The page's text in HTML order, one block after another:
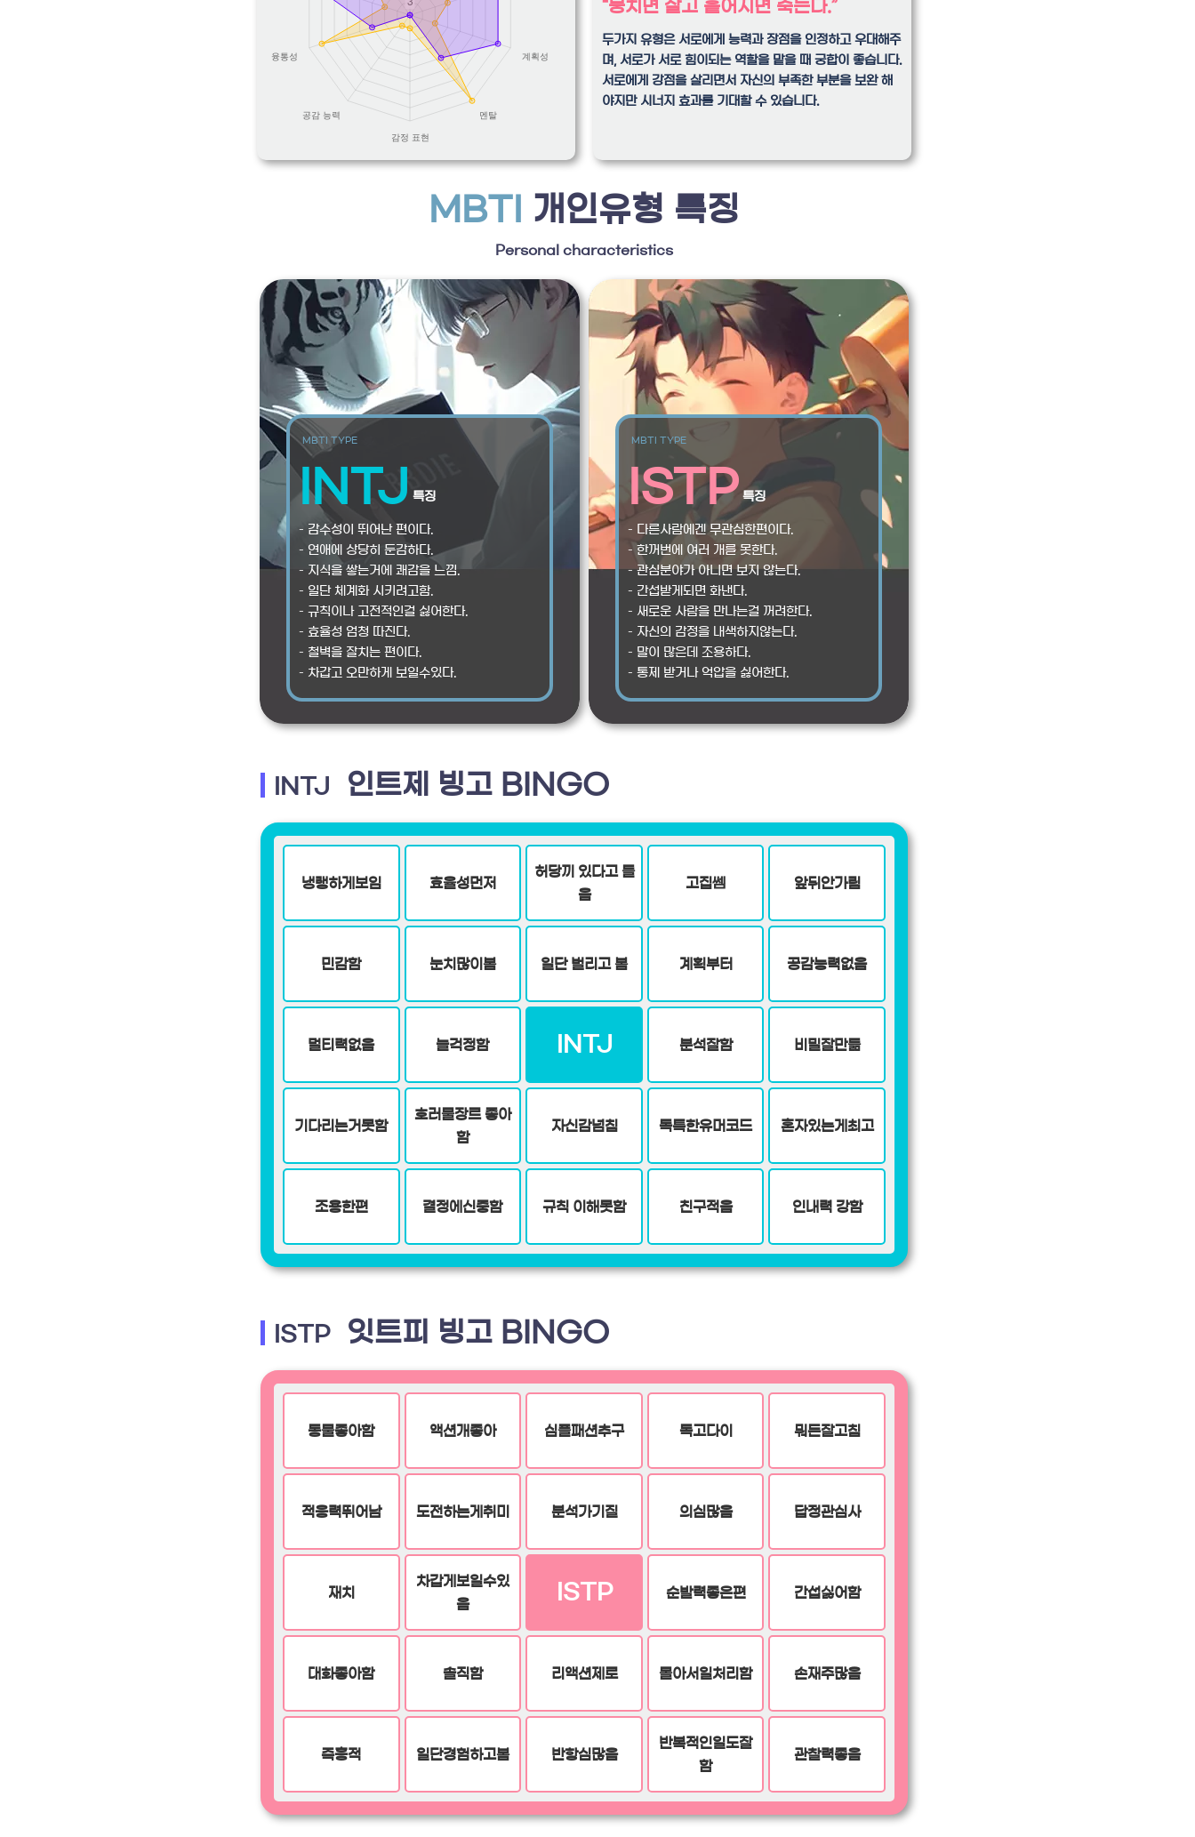
“뭉치면 살고 흩어지면 죽는다.”
두가지 유형은 서로에게 능력과 장점을 인정하고 우대해주
며, 서로가 서로 힘이되는 역할을 맡을 때 궁합이 좋습니다.
서로에게 강점을 살리면서 자신의 부족한 부분을 보완 해
야지만 시너지 효과를 기대할 수 있습니다.
MBTI 개인유형 특징
Personal characteristics
MBTI TYPE
INTJ 특징
– 감수성이 뛰어난 편이다.
– 연애에 상당히 둔감하다.
– 지식을 쌓는거에 쾌감을 느낌.
– 일단 체계화 시키려고함.
– 규칙이나 고전적인걸 싫어한다.
– 효율성 엄청 따진다.
– 철벽을 잘치는 편이다.
– 차갑고 오만하게 보일수있다.
MBTI TYPE
ISTP 특징
– 다른사람에겐 무관심한편이다.
– 한꺼번에 여러 개를 못한다.
– 관심분야가 아니면 보지 않는다.
– 간섭받게되면 화낸다.
– 새로운 사람을 만나는걸 꺼려한다.
– 자신의 감정을 내색하지않는다.
– 말이 많은데 조용하다.
– 통제 받거나 억압을 싫어한다.
INTJ 인트제 빙고 BINGO
냉랭하게보임 효율성먼저
허당끼 있다고 들
음
고집쎔 앞뒤안가림
민감함 눈치많이봄 일단 벌리고 봄 계획부터 공감능력없음
멀티력없음 늘걱정함 INTJ 분석잘함 비밀잘만듦
기다리는거못함
호러물장르 좋아
함
자신감넘침 독특한유머코드 혼자있는게최고
조용한편 결정에신중함 규칙 이해못함 친구적음 인내력 강함
ISTP 잇트피 빙고 BINGO
동물좋아함 액션개좋아 심플패션추구 독고다이 뭐든잘고침
적응력뛰어남 도전하는게취미 분석가기질 의심많음 답정관심사
재치
차갑게보일수있
음
ISTP 순발력좋은편 간섭싫어함
대화좋아함 솔직함 리액션제로 몰아서일처리함 손재주많음
즉흥적 일단경험하고봄 반항심많음
반복적인일도잘
함
관찰력좋음